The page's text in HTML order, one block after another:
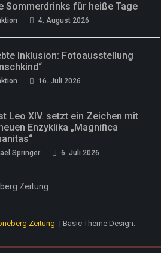
Sommerdrinks für heiße Tage
4. August 2026
Inklusion: Fotoausstellung
16. Juli 2026
Leo XIV. setzt ein Zeichen mit
Enzyklika „Magnifica
Springer 6. Juli 2026
Zeitung | Basic Theme Design: